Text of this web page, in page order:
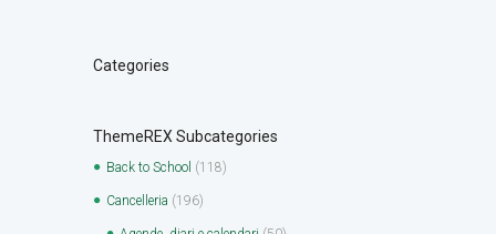
Categories
ThemeREX Subcategories
Back to School (118)
Cancelleria (196)